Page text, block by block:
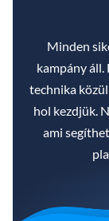
Minden
kampány áll.
technika
hol kezdjük.
ami